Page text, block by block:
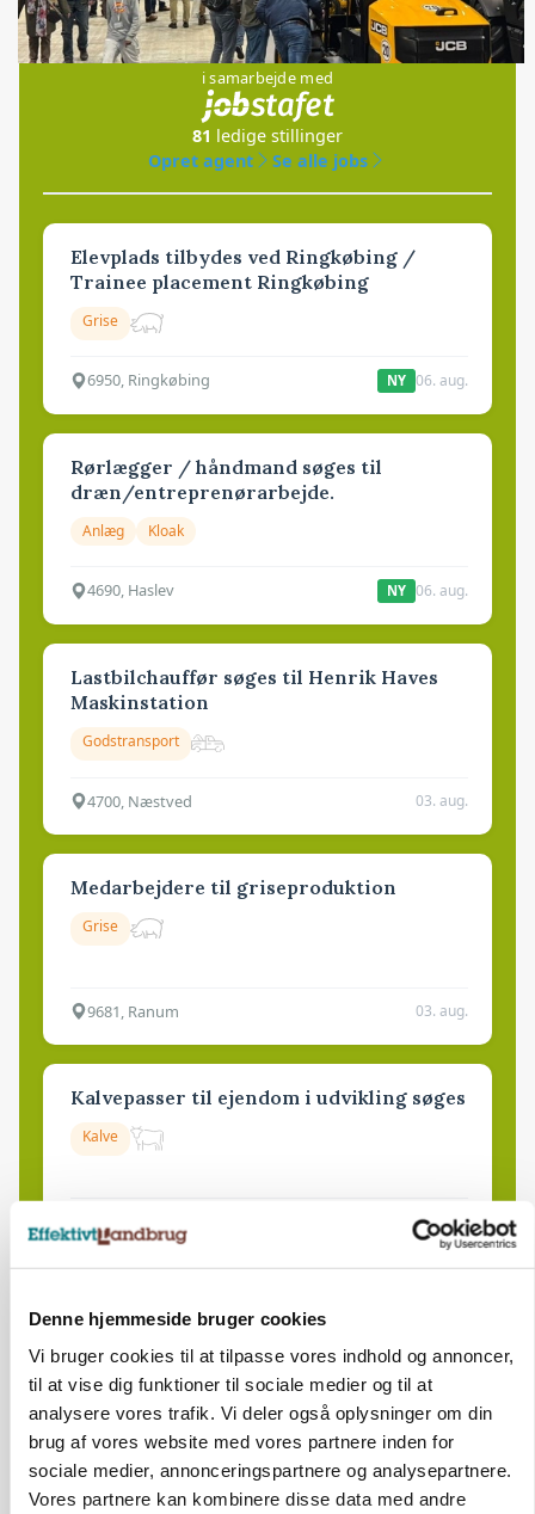
Denne hjemmeside bruger cookies
Vi bruger cookies til at tilpasse vores indhold og annoncer,
til at vise dig funktioner til sociale medier og til at
analysere vores trafik. Vi deler også oplysninger om din
brug af vores website med vores partnere inden for
sociale medier, annonceringspartnere og analysepartnere.
Vores partnere kan kombinere disse data med andre
Jobs
i samarbejde med
81 ledige stillinger
Opret agent
Se alle jobs
Elevplads tilbydes ved Ringkøbing /
Trainee placement Ringkøbing
Grise
6950, Ringkøbing NY 06. aug.
Rørlægger / håndmand søges til
dræn/entreprenørarbejde.
Anlæg Kloak
4690, Haslev NY 06. aug.
Lastbilchauffør søges til Henrik Haves
Maskinstation
Godstransport
4700, Næstved 03. aug.
Medarbejdere til griseproduktion
Grise
9681, Ranum 03. aug.
Kalvepasser til ejendom i udvikling søges
Kalve
6392, Bolderslev 03. aug.
Leder til klimastald
Klimastald
9670, Løgstør 03. aug.